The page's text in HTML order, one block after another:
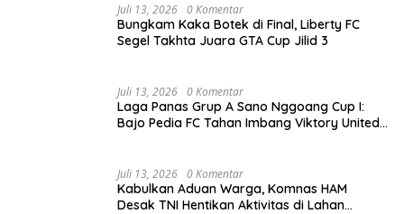
Juli 13, 2026 0 Komentar
Bungkam Kaka Botek di Final, Liberty FC
Segel Takhta Juara GTA Cup Jilid 3
Juli 13, 2026 0 Komentar
Laga Panas Grup A Sano Nggoang Cup I:
Bajo Pedia FC Tahan Imbang Viktory United
Juli 13, 2026 0 Komentar
Kabulkan Aduan Warga, Komnas HAM
Desak TNI Hentikan Aktivitas di Lahan